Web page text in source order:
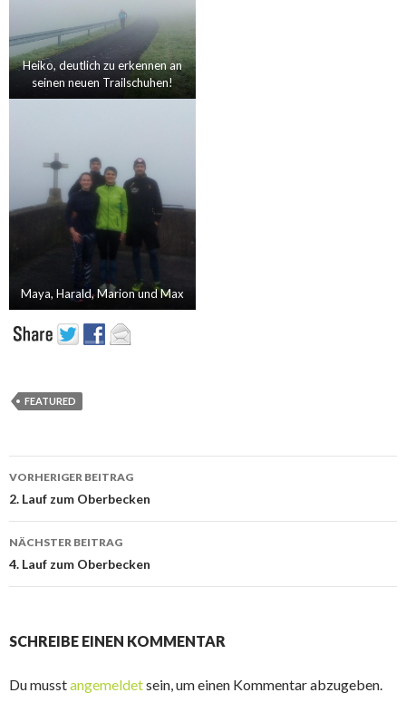
Heiko, deutlich zu erkennen an
seinen neuen Trailschuhen!
Maya, Harald, Marion und Max
FEATURED
Beitrags-
Navigation
VORHERIGER BEITRAG
2. Lauf zum Oberbecken
NÄCHSTER BEITRAG
4. Lauf zum Oberbecken
SCHREIBE EINEN KOMMENTAR
Du musstangemeldetsein, um einen Kommentar abzugeben.